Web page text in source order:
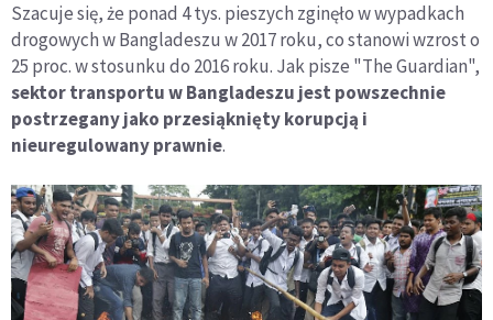
Szacuje się, że ponad 4 tys. pieszych zginęło w wypadkach
drogowych w Bangladeszu w 2017 roku, co stanowi wzrost o
25 proc. w stosunku do 2016 roku. Jak pisze "The Guardian",
sektor transportu w Bangladeszu jest powszechnie
postrzegany jako przesiąknięty korupcją i
nieuregulowany prawnie.